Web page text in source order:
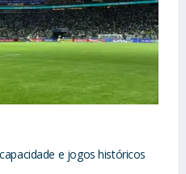
e jogos históricos